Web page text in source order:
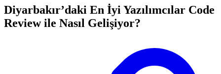
Diyarbakır’daki En İyi Yazılımcılar Code
Review ile Nasıl Gelişiyor?